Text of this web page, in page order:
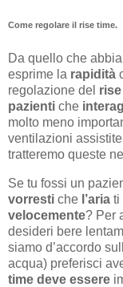
Come regolare il rise time.
Da quello che
esprime la rapidità
regolazione del rise
pazienti che
molto meno
ventilazioni
tratteremo queste
Se tu fossi un
vorresti che l’aria ti
velocemente? Per
desideri bere
siamo d’accordo
acqua) preferisci
time deve essere